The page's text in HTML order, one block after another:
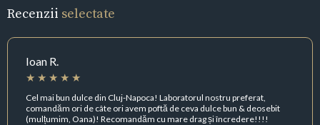
Recenzii selectate
Ioan R.
Cel mai bun dulce din Cluj-Napoca! Laboratorul nostru preferat,
comandăm ori de câte ori avem poftă de ceva dulce bun & deosebit
(mulțumim, Oana)! Recomandăm cu mare drag și încredere!!!!